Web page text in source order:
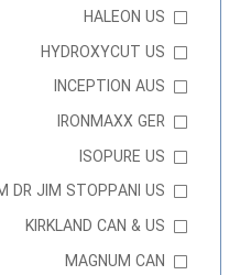
HALEON US
HYDROXYCUT US
INCEPTION AUS
IRONMAXX GER
ISOPURE US
DR JIM STOPPANI US
KIRKLAND CAN & US
MAGNUM CAN